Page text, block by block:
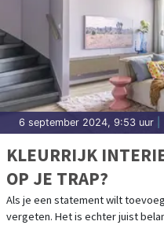
6 september 2024, 9:53 uur
KLEURRIJK
OP JE TRAP?
Als je een statement wilt
vergeten. Het is echter juist